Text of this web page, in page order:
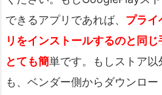
できるアプリであれば、 プライ
リをインストールするのと同
とても簡単です。もしストア
も、ベンダー側からダウンロ